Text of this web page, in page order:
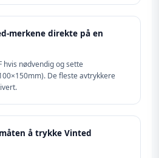
merkene direkte på en
hvis nødvendig og sette
De fleste avtrykkere
å trykke Vinted